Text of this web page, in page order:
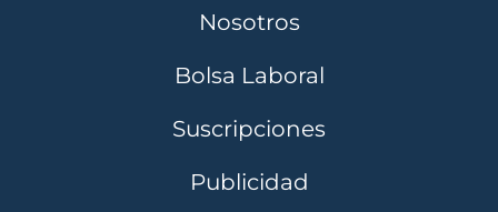
Nosotros
Bolsa Laboral
Suscripciones
Publicidad